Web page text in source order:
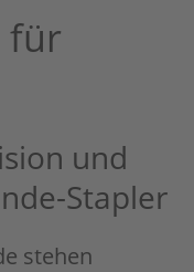
für
und
Stapler
stehen